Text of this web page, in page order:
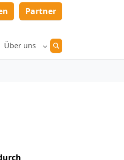
Partner
for "Aktuelles"
Über uns Submenu for "Über